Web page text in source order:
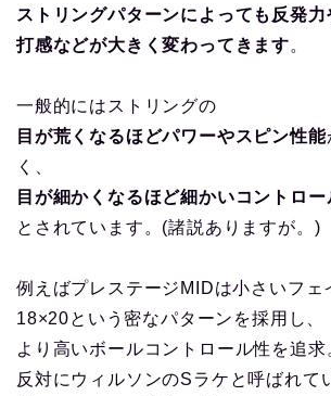
ストリングパターンによっても反発力
打感などが大きく変わってきます。
一般的にはストリングの
目が荒くなるほどパワーやスピン性能
く、
目が細かくなるほど細かいコントロー
とされています。(諸説ありますが。)
例えばプレステージMIDは小さいフェ
18×20という密なパターンを採用し、
より高いボールコントロール性を追求
反対にウィルソンのSラケと呼ばれて